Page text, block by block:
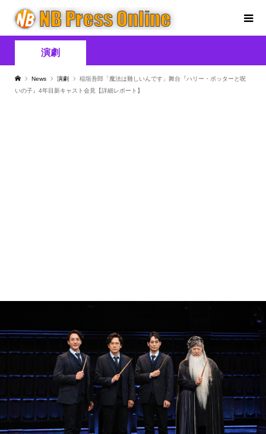
演劇
News 演劇
稲垣吾郎「魔法は難しいんです」舞台『ハリー・ポッターと呪
いの子』4年目新キャスト会見【詳細レポート】